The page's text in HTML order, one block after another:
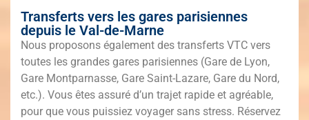
Transferts vers les gares parisiennes
depuis le Val-de-Marne
Nous proposons également des transferts VTC vers
toutes les grandes gares parisiennes (Gare de Lyon,
Gare Montparnasse, Gare Saint-Lazare, Gare du Nord,
etc.). Vous êtes assuré d’un trajet rapide et agréable,
pour que vous puissiez voyager sans stress. Réservez